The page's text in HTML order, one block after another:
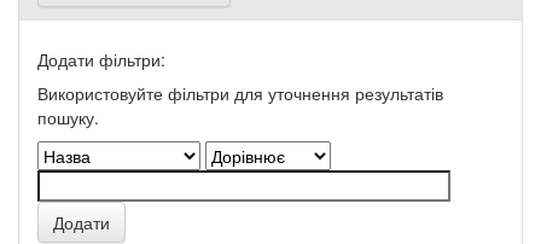
Додати фільтри:
Використовуйте фільтри для уточнення результатів
пошуку.